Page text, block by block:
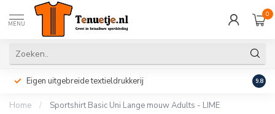
MENU
0
Eigen uitgebreide textieldrukkerij 9.8
Home / Sportshirt Basic Uni Lange mouw Adults - LIME